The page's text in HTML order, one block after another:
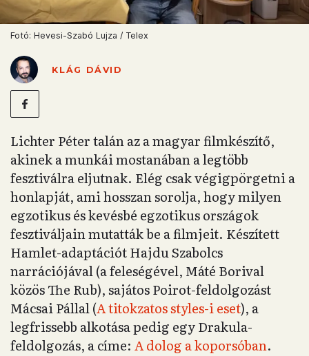
Fotó: Hevesi-Szabó Lujza / Telex
KLÁG DÁVID
Lichter Péter talán az a magyar filmkészítő,
akinek a munkái mostanában a legtöbb
fesztiválra eljutnak. Elég csak végigpörgetni a
honlapját, ami hosszan sorolja, hogy milyen
egzotikus és kevésbé egzotikus országok
fesztiváljain mutatták be a filmjeit. Készített
Hamlet-adaptációt Hajdu Szabolcs
narrációjával (a feleségével, Máté Borival
közös The Rub), sajátos Poirot-feldolgozást
Mácsai Pállal (A titokzatos styles-i eset), a
legfrissebb alkotása pedig egy Drakula-
feldolgozás, a címe: A dolog a koporsóban.